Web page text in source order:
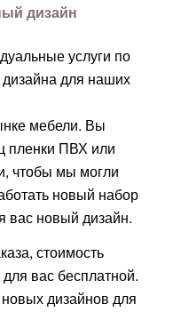
дизайн
услуги по
дизайна для наших
мебели. Вы
пленки ПВХ или
чтобы мы могли
новый набор
вас новый дизайн.
стоимость
вас бесплатной.
дизайнов для